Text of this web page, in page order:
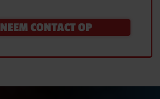
NEEM CONTACT OP